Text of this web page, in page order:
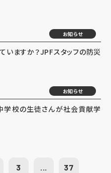
お知らせ
いますか？JPFスタッフの防災
お知らせ
学校の生徒さんが社会貢献学
3 ... 37